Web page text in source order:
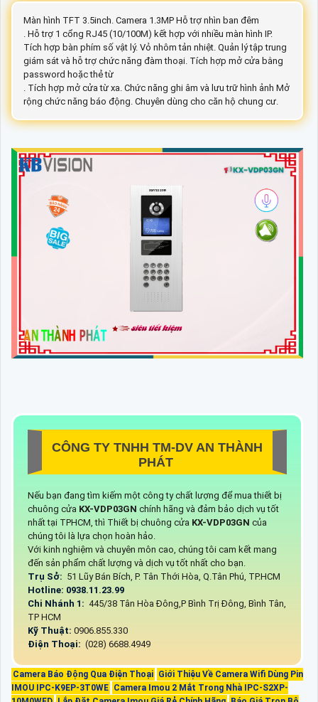
Màn hình TFT 3.5inch. Camera 1.3MP Hỗ trợ nhìn ban đêm
. Hỗ trợ 1 cổng RJ45 (10/100M) kết hợp với nhiều màn hình IP.
Tích hợp bàn phím số vật lý. Vỏ nhôm tản nhiệt. Quản lý tập trung
giám sát và hỗ trợ chức năng đàm thoại. Tích hợp mở cửa bằng
password hoặc thẻ từ
. Tích hợp mở cửa từ xa. Chức năng ghi âm và lưu trữ hình ảnh Mở
rộng chức năng báo động. Chuyên dùng cho căn hộ chung cư.
CÔNG TY TNHH TM-DV AN THÀNH
PHÁT
Nếu bạn đang tìm kiếm một công ty chất lượng để mua thiết bị
chuông cửa KX-VDP03GN chính hãng và đảm bảo dịch vụ tốt
nhất tại TPHCM, thì Thiết bị chuông cửa KX-VDP03GN của
chúng tôi là lựa chọn hoàn hảo.
Với kinh nghiệm và chuyên môn cao, chúng tôi cam kết mang
đến sản phẩm chất lượng và dịch vụ tốt nhất cho bạn.
Trụ Sở: 51 Lũy Bán Bích, P. Tân Thới Hòa, Q.Tân Phú, TP.HCM
Hotline: 0938.11.23.99
Chi Nhánh 1: 445/38 Tân Hòa Đông,P Bình Trị Đông, Bình Tân,
TP HCM
Kỹ Thuật: 0906.855.330
Điện Thoại: (028) 6688.4949
Camera Báo Động Qua Điện Thoại Giới Thiệu Về Camera Wifi Dùng Pin
IMOU IPC-K9EP-3T0WE Camera Imou 2 Mắt Trong Nhà IPC-S2XP-